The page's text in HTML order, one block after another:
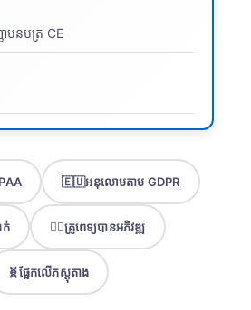
ាបនបត្រ CE
🇪🇺អនុលោមតាម GDPR
ក់ 👨‍⚕️គ្រូពេទ្យបានអភិវឌ្ឍ
🧬ផ្អែកលើភស្តុតាង